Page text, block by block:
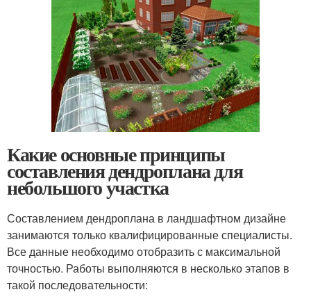
Какие основные принципы
составления дендроплана для
небольшого участка
Составлением дендроплана в ландшафтном дизайне
занимаются только квалифицированные специалисты.
Все данные необходимо отобразить с максимальной
точностью. Работы выполняются в несколько этапов в
такой последовательности: